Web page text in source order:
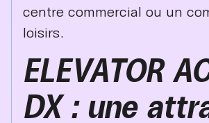
centre commercial ou un
loisirs.
ELEVATOR
DX : une